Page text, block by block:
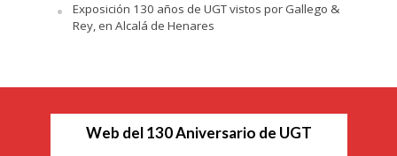
Exposición 130 años de UGT vistos por Gallego &
Rey, en Alcalá de Henares
Web del 130 Aniversario de UGT